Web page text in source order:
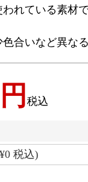
れている素材で
合いなど異な
税込